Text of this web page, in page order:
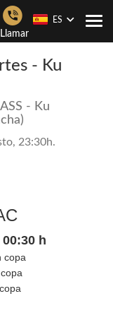
Llamar
ES
- Ku
- Ku
23:30h.
h
copa